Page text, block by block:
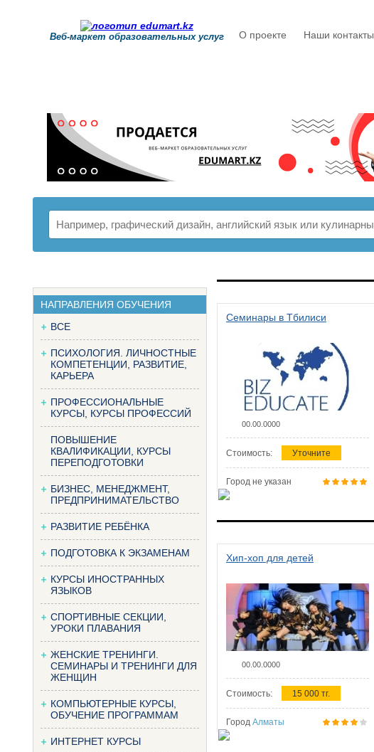
Веб-маркет образовательных услуг О проекте Наши контакты
НАПРАВЛЕНИЯ ОБУЧЕНИЯ
ВСЕ
ПСИХОЛОГИЯ. ЛИЧНОСТНЫЕ
КОМПЕТЕНЦИИ, РАЗВИТИЕ,
КАРЬЕРА
ПРОФЕССИОНАЛЬНЫЕ
КУРСЫ, КУРСЫ ПРОФЕССИЙ
ПОВЫШЕНИЕ
КВАЛИФИКАЦИИ, КУРСЫ
ПЕРЕПОДГОТОВКИ
БИЗНЕС, МЕНЕДЖМЕНТ,
ПРЕДПРИНИМАТЕЛЬСТВО
РАЗВИТИЕ РЕБЁНКА
ПОДГОТОВКА К ЭКЗАМЕНАМ
КУРСЫ ИНОСТРАННЫХ
ЯЗЫКОВ
СПОРТИВНЫЕ СЕКЦИИ,
УРОКИ ПЛАВАНИЯ
ЖЕНСКИЕ ТРЕНИНГИ.
СЕМИНАРЫ И ТРЕНИНГИ ДЛЯ
ЖЕНЩИН
КОМПЬЮТЕРНЫЕ КУРСЫ,
ОБУЧЕНИЕ ПРОГРАММАМ
ИНТЕРНЕТ КУРСЫ
Семинары в Тбилиси
00.00.0000
Стоимость: Уточните
Город не указан
Хип-хоп для детей
00.00.0000
Стоимость: 15 000 тг.
Город Алматы